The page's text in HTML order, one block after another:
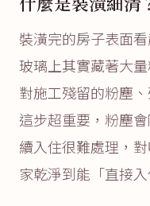
裝潢完的房子表面
玻璃上其實藏著大
對施工殘留的粉塵
這步超重要，粉塵
續入住很難處理，
家乾淨到能「直接入